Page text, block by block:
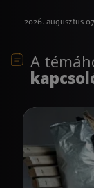
2026. augusztus
A